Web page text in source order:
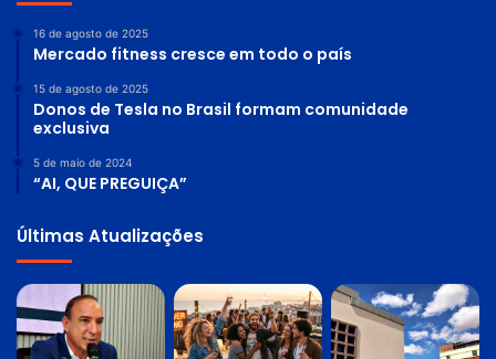
16 de agosto de 2025
Mercado fitness cresce em todo o país
15 de agosto de 2025
Donos de Tesla no Brasil formam comunidade
exclusiva
5 de maio de 2024
“AI, QUE PREGUIÇA”
Últimas Atualizações